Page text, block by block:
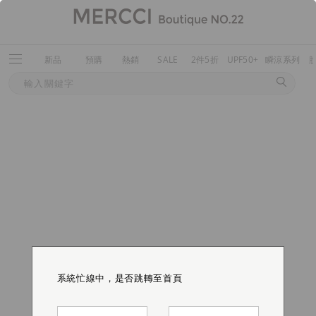
新品 預購 熱銷 SALE 2件5折 UPF50+ 瞬涼系列
系統忙線中，是否跳轉至首頁
系統忙線中，是否跳轉至首頁
系統忙線中，是否跳轉至首頁
系統忙線中，是否跳轉至首頁
系統忙線中，是否跳轉至首頁